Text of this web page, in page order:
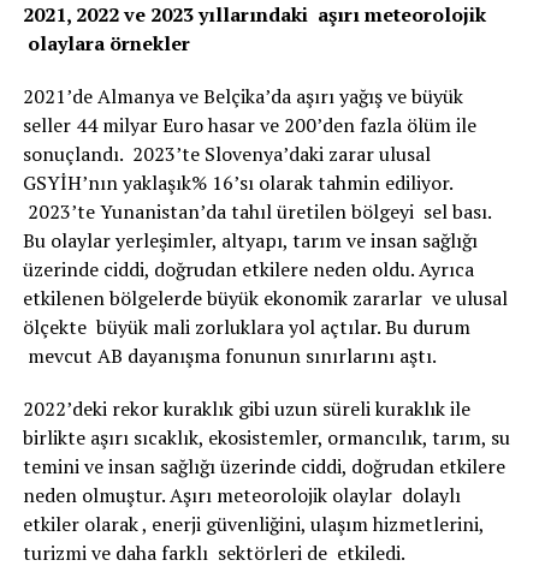
2021, 2022 ve 2023 yıllarındaki aşırı meteorolojik
olaylara örnekler
2021’de Almanya ve Belçika’da aşırı yağış ve büyük
seller 44 milyar Euro hasar ve 200’den fazla ölüm ile
sonuçlandı. 2023’te Slovenya’daki zarar ulusal
GSYİH’nın yaklaşık% 16’sı olarak tahmin ediliyor.
2023’te Yunanistan’da tahıl üretilen bölgeyi sel bası.
Bu olaylar yerleşimler, altyapı, tarım ve insan sağlığı
üzerinde ciddi, doğrudan etkilere neden oldu. Ayrıca
etkilenen bölgelerde büyük ekonomik zararlar ve ulusal
ölçekte büyük mali zorluklara yol açtılar. Bu durum
mevcut AB dayanışma fonunun sınırlarını aştı.
2022’deki rekor kuraklık gibi uzun süreli kuraklık ile
birlikte aşırı sıcaklık, ekosistemler, ormancılık, tarım, su
temini ve insan sağlığı üzerinde ciddi, doğrudan etkilere
neden olmuştur. Aşırı meteorolojik olaylar dolaylı
etkiler olarak , enerji güvenliğini, ulaşım hizmetlerini,
turizmi ve daha farklı sektörleri de etkiledi.